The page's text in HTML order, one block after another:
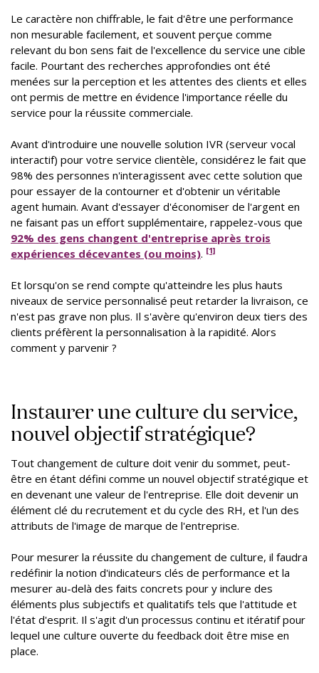
Le caractère non chiffrable, le fait d'être une performance
non mesurable facilement, et souvent perçue comme
relevant du bon sens fait de l'excellence du service une cible
facile. Pourtant des recherches approfondies ont été
menées sur la perception et les attentes des clients et elles
ont permis de mettre en évidence l'importance réelle du
service pour la réussite commerciale.
Avant d'introduire une nouvelle solution IVR (serveur vocal
interactif) pour votre service clientèle, considérez le fait que
98% des personnes n'interagissent avec cette solution que
pour essayer de la contourner et d'obtenir un véritable
agent humain. Avant d'essayer d'économiser de l'argent en
ne faisant pas un effort supplémentaire, rappelez-vous que
92% des gens changent d'entreprise après trois
expériences décevantes (ou moins). [1]
Et lorsqu'on se rend compte qu'atteindre les plus hauts
niveaux de service personnalisé peut retarder la livraison, ce
n'est pas grave non plus. Il s'avère qu'environ deux tiers des
clients préfèrent la personnalisation à la rapidité. Alors
comment y parvenir ?
Instaurer une culture du service,
nouvel objectif stratégique?
Tout changement de culture doit venir du sommet, peut-
être en étant défini comme un nouvel objectif stratégique et
en devenant une valeur de l'entreprise. Elle doit devenir un
élément clé du recrutement et du cycle des RH, et l'un des
attributs de l'image de marque de l'entreprise.
Pour mesurer la réussite du changement de culture, il faudra
redéfinir la notion d'indicateurs clés de performance et la
mesurer au-delà des faits concrets pour y inclure des
éléments plus subjectifs et qualitatifs tels que l'attitude et
l'état d'esprit. Il s'agit d'un processus continu et itératif pour
lequel une culture ouverte du feedback doit être mise en
place.